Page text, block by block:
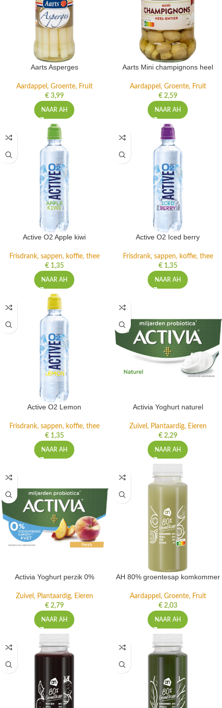
Aarts Asperges
Aardappel, Groente, Fruit
€3,99
NAAR AH
Aarts Mini champignons heel
Aardappel, Groente, Fruit
€2,59
NAAR AH
Active O2 Apple kiwi
Frisdrank, sappen, koffie, thee
€1,35
NAAR AH
Active O2 Iced berry
Frisdrank, sappen, koffie, thee
€1,35
NAAR AH
Active O2 Lemon
Frisdrank, sappen, koffie, thee
€1,35
NAAR AH
Activia Yoghurt naturel
Zuivel, Plantaardig, Eieren
€2,29
NAAR AH
Activia Yoghurt perzik 0%
Zuivel, Plantaardig, Eieren
€2,79
NAAR AH
AH 80% groentesap komkommer
Aardappel, Groente, Fruit
€2,03
NAAR AH